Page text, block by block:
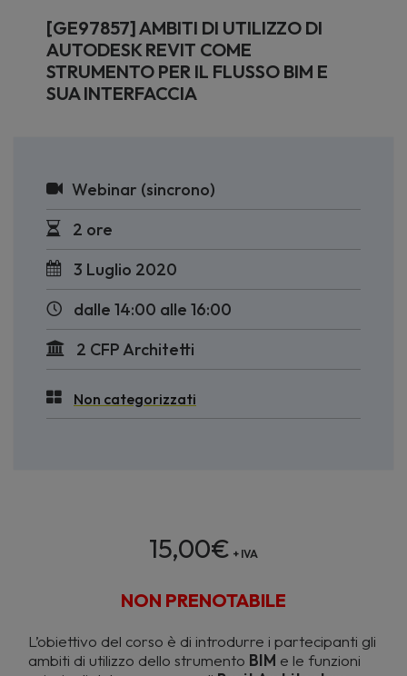
[GE97857] AMBITI DI UTILIZZO DI
AUTODESK REVIT COME
STRUMENTO PER IL FLUSSO BIM E
SUA INTERFACCIA
Webinar (sincrono)
2 ore
3 Luglio 2020
dalle 14:00 alle 16:00
2 CFP Architetti
Non categorizzati
15,00€ + IVA
NON PRENOTABILE
L’obiettivo del corso è di introdurre i partecipanti gli
ambiti di utilizzo dello strumento BIM e le funzioni